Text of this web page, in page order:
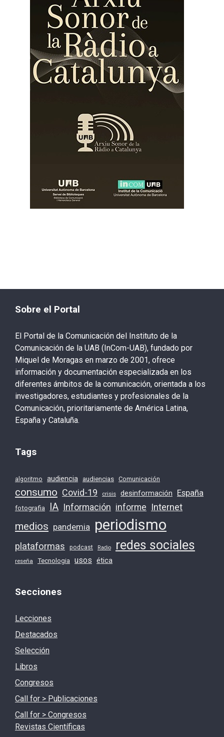
Sobre el Portal
El Portal de la Comunicación del Instituto de la
Comunicación de la UAB (InCom-UAB), fundado por
Miquel de Moragas en marzo de 2001, ofrece
información y documentación especializada en los
diferentes ámbitos de la comunicación, orientada a los
investigadores, estudiantes y profesionales de la
Comunicación, prioritariamente de América Latina,
España y Cataluña.
Tags
algoritmo audiencia audiencias Comunicación
consumo Covid-19 crisis desinformación España
fotografia IA Información informe Internet
medios pandemia periodismo
plataformas podcast Radio redes sociales
reseña Tecnologia usos ética
Secciones
Lecciones
Destacados
Selección
Libros
Congresos
Call for > Publicaciones
Call for > Congresos
Revistas Científicas